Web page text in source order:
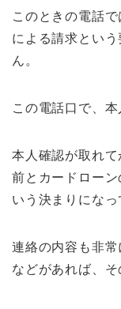
このときの電話
による請求とい
ん。
この電話口で、
本人確認が取れ
前とカードロー
いう決まりになっ
連絡の内容も非
などがあれば、そ